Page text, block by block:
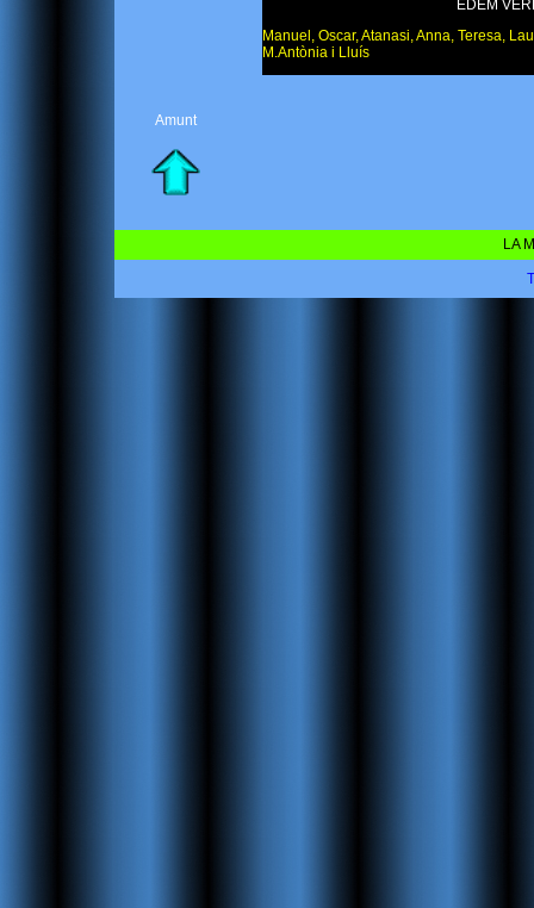
EDEM
Manuel, Oscar, Atanasi, Anna, Teresa,
M.Antònia i Lluís
Amunt
LA